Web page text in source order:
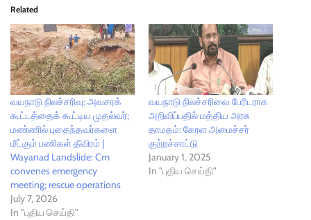
Related
வயநாடு நிலச்சரிவு:‌ அவசரக்
கூட்டத்தைக் கூட்டிய முதல்வர்;
மண்ணில் புதைந்தவர்களை
மீட்கும் பணிகள் தீவிரம் |
Wayanad Landslide: Cm
convenes emergency
meeting; rescue operations
July 7, 2026
In "புதிய செய்தி"
வயநாடு நிலச்சரிவை பேரிடராக
அறிவிப்பதில் மத்திய அரசு
தாமதம்: கேரள அமைச்சர்
குற்றச்சாட்டு
January 1, 2025
In "புதிய செய்தி"